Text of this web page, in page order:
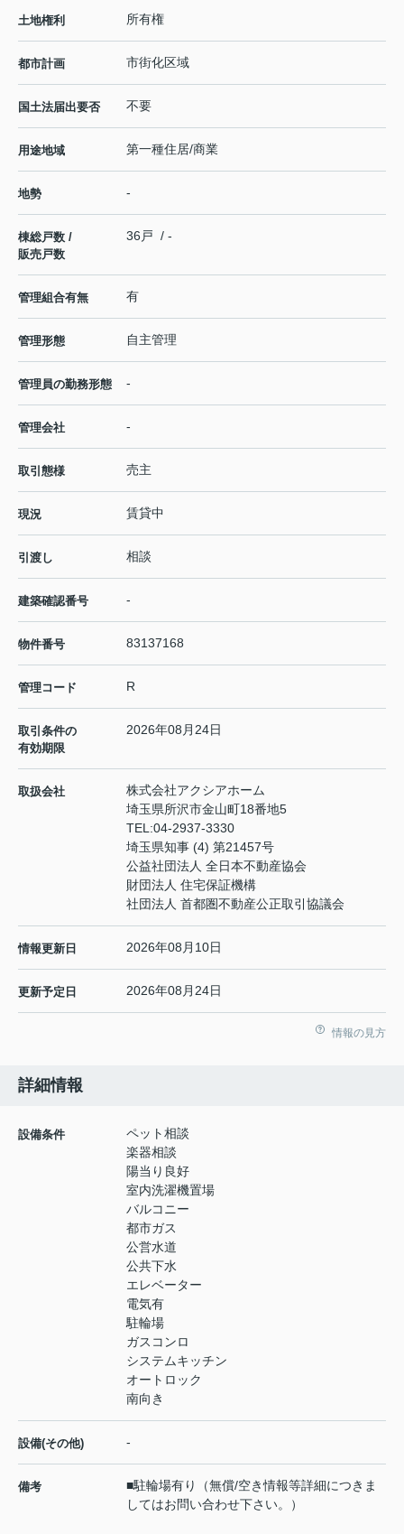
土地権利 所有権
都市計画 市街化区域
国土法届出要否 不要
用途地域 第一種住居/商業
地勢 -
棟総戸数 /
販売戸数
36戸 / -
管理組合有無 有
管理形態 自主管理
管理員の勤務形態 -
管理会社 -
取引態様 売主
現況 賃貸中
引渡し 相談
建築確認番号 -
物件番号 83137168
管理コード R
取引条件の
有効期限
2026年08月24日
取扱会社
株式会社アクシアホーム
埼玉県所沢市金山町18番地5
TEL:04-2937-3330
埼玉県知事 (4) 第21457号
公益社団法人 全日本不動産協会
財団法人 住宅保証機構
社団法人 首都圏不動産公正取引協議会
情報更新日 2026年08月10日
更新予定日 2026年08月24日
情報の見方
詳細情報
設備条件
ペット相談
楽器相談
陽当り良好
室内洗濯機置場
バルコニー
都市ガス
公営水道
公共下水
エレベーター
電気有
駐輪場
ガスコンロ
システムキッチン
オートロック
南向き
設備(その他) -
備考
■駐輪場有り（無償/空き情報等詳細につきま
してはお問い合わせ下さい。）